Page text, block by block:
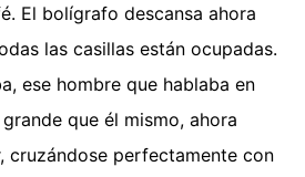
El bolígrafo descansa ahora
las casillas están ocupadas.
ese hombre que hablaba en
que él mismo, ahora
cruzándose perfectamente con